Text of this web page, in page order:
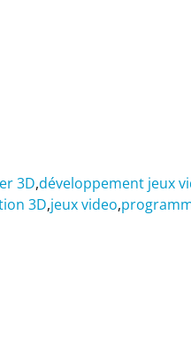
3D,développement jeux
3D,jeux video,